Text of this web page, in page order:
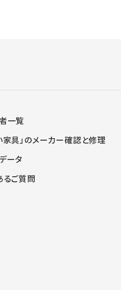
一覧
家具」のメーカー確認と修理
ータ
るご質問